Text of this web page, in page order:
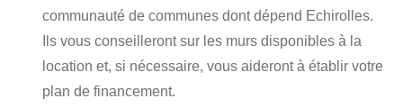
communauté de communes dont dépend Echirolles.
Ils vous conseilleront sur les murs disponibles à la
location et, si nécessaire, vous aideront à établir votre
plan de financement.